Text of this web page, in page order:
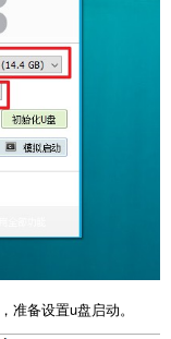
，准备设置u盘启动。